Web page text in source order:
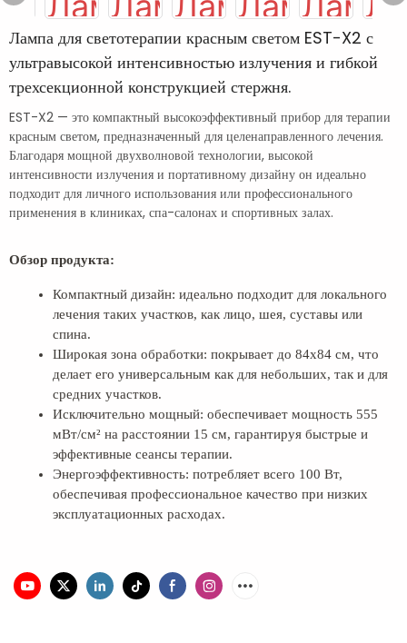
Лампа для светотерапии красным светом EST-X2 с
ультравысокой интенсивностью излучения и гибкой
трехсекционной конструкцией стержня.
EST-X2 — это компактный высокоэффективный прибор для терапии
красным светом, предназначенный для целенаправленного лечения.
Благодаря мощной двухволновой технологии, высокой
интенсивности излучения и портативному дизайну он идеально
подходит для личного использования или профессионального
применения в клиниках, спа-салонах и спортивных залах.
Обзор продукта:
Компактный дизайн: идеально подходит для локального
лечения таких участков, как лицо, шея, суставы или
спина.
Широкая зона обработки: покрывает до 84x84 см, что
делает его универсальным как для небольших, так и для
средних участков.
Исключительно мощный: обеспечивает мощность 555
мВт/см² на расстоянии 15 см, гарантируя быстрые и
эффективные сеансы терапии.
Энергоэффективность: потребляет всего 100 Вт,
обеспечивая профессиональное качество при низких
эксплуатационных расходах.